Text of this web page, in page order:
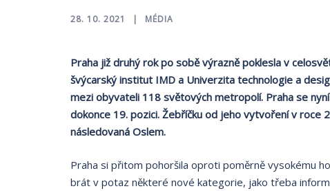
28. 10. 2021 MÉDIA
Praha již druhý rok po sobě výrazně poklesla v
švýcarský institut IMD a Univerzita technologie a
mezi obyvateli 118 světových metropolí. Praha se
dokonce 19. pozici. Žebříčku od jeho vytvoření v roce
následovaná Oslem.
Praha si přitom pohoršila oproti poměrně vysokému
brát v potaz některé nové kategorie, jako třeba